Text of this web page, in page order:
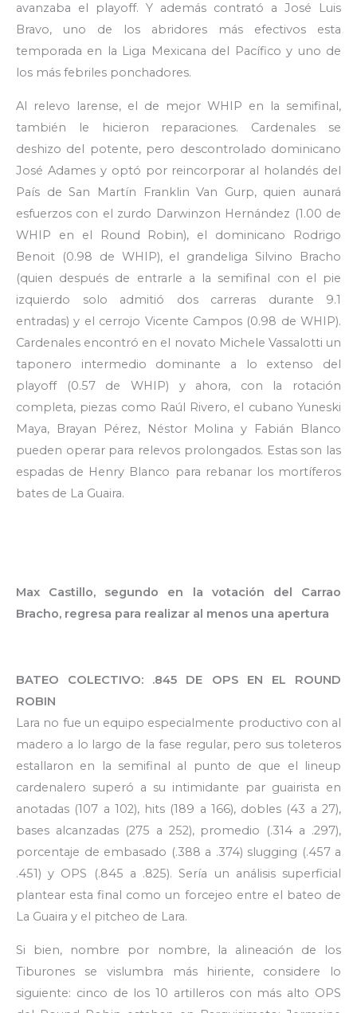
avanzaba el playoff. Y además contrató a José Luis
Bravo, uno de los abridores más efectivos esta
temporada en la Liga Mexicana del Pacífico y uno de
los más febriles ponchadores.
Al relevo larense, el de mejor WHIP en la semifinal,
también le hicieron reparaciones. Cardenales se
deshizo del potente, pero descontrolado dominicano
José Adames y optó por reincorporar al holandés del
País de San Martín Franklin Van Gurp, quien aunará
esfuerzos con el zurdo Darwinzon Hernández (1.00 de
WHIP en el Round Robin), el dominicano Rodrigo
Benoit (0.98 de WHIP), el grandeliga Silvino Bracho
(quien después de entrarle a la semifinal con el pie
izquierdo solo admitió dos carreras durante 9.1
entradas) y el cerrojo Vicente Campos (0.98 de WHIP).
Cardenales encontró en el novato Michele Vassalotti un
taponero intermedio dominante a lo extenso del
playoff (0.57 de WHIP) y ahora, con la rotación
completa, piezas como Raúl Rivero, el cubano Yuneski
Maya, Brayan Pérez, Néstor Molina y Fabián Blanco
pueden operar para relevos prolongados. Estas son las
espadas de Henry Blanco para rebanar los mortíferos
bates de La Guaira.
Max Castillo, segundo en la votación del Carrao
Bracho, regresa para realizar al menos una apertura
BATEO COLECTIVO: .845 DE OPS EN EL ROUND
ROBIN
Lara no fue un equipo especialmente productivo con al
madero a lo largo de la fase regular, pero sus toleteros
estallaron en la semifinal al punto de que el lineup
cardenalero superó a su intimidante par guairista en
anotadas (107 a 102), hits (189 a 166), dobles (43 a 27),
bases alcanzadas (275 a 252), promedio (.314 a .297),
porcentaje de embasado (.388 a .374) slugging (.457 a
.451) y OPS (.845 a .825). Sería un análisis superficial
plantear esta final como un forcejeo entre el bateo de
La Guaira y el pitcheo de Lara.
Si bien, nombre por nombre, la alineación de los
Tiburones se vislumbra más hiriente, considere lo
siguiente: cinco de los 10 artilleros con más alto OPS